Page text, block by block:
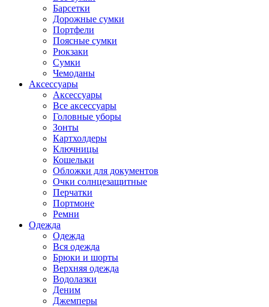
Барсетки
Дорожные сумки
Портфели
Поясные сумки
Рюкзаки
Сумки
Чемоданы
Аксессуары
Аксессуары
Все аксессуары
Головные уборы
Зонты
Картхолдеры
Ключницы
Кошельки
Обложки для документов
Очки солнцезащитные
Перчатки
Портмоне
Ремни
Одежда
Одежда
Вся одежда
Брюки и шорты
Верхняя одежда
Водолазки
Деним
Джемперы